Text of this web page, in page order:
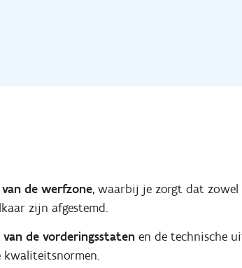
de werfzone, waarbij je zorgt dat zowel
zijn afgestemd.
van de vorderingsstatenen de technische
kwaliteitsnormen.